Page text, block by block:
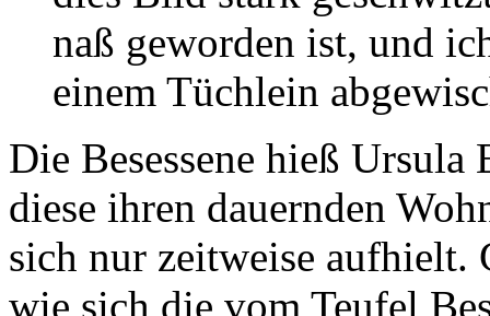
naß geworden ist, und
einem Tüchlein
Die Besessene hieß Ursula
diese ihren dauernden
sich nur zeitweise aufhielt.
wie sich die vom Teufel